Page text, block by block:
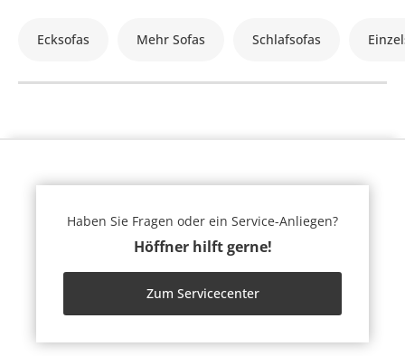
Ecksofas Mehr Sofas Schlafsofas
Haben Sie Fragen oder ein Service-Anliegen?
Höffner hilft gerne!
Zum Servicecenter